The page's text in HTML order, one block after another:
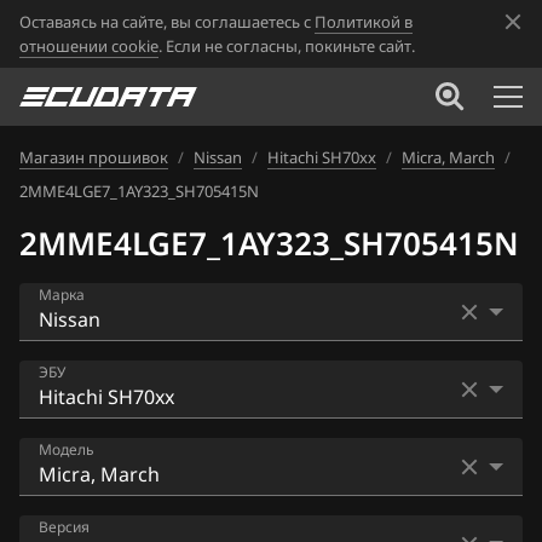
Оставаясь на сайте, вы соглашаетесь с Политикой в
отношении cookie. Если не согласны, покиньте сайт.
Магазин прошивок / Nissan / Hitachi SH70xx / Micra, March /
2MME4LGE7_1AY323_SH705415N
2MME4LGE7_1AY323_SH705415N
Марка
Acura
Alfa Romeo
ATLAS
ЭБУ
Bosch EDC16CP33
Bosch EDC17C84
Модель
AD
Версия